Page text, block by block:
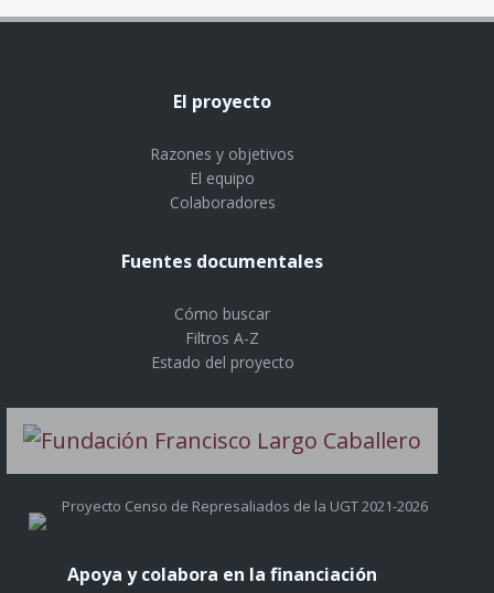
El proyecto
Razones y objetivos
El equipo
Colaboradores
Fuentes documentales
Cómo buscar
Filtros A-Z
Estado del proyecto
Proyecto Censo de Represaliados de la UGT 2021-2026
Apoya y colabora en la financiación